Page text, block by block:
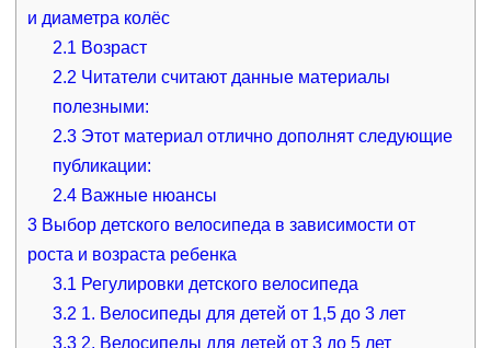
и диаметра колёс
2.1 Возраст
2.2 Читатели считают данные материалы
полезными:
2.3 Этот материал отлично дополнят следующие
публикации:
2.4 Важные нюансы
3Выбор детского велосипеда в зависимости от
роста и возраста ребенка
3.1 Регулировки детского велосипеда
3.2 1. Велосипеды для детей от 1,5 до 3 лет
3.3 2. Велосипеды для детей от 3 до 5 лет